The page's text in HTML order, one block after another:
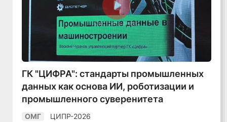
Смотреть видео
ГК "ЦИФРА": стандарты промышленных
данных как основа ИИ, роботизации и
промышленного суверенитета
ОМГ ЦИПР-2026